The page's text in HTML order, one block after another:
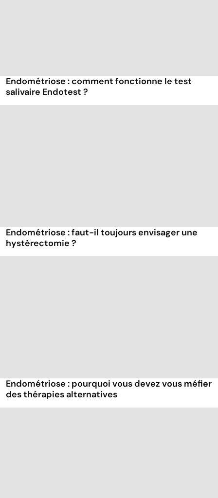
Endométriose : comment fonctionne le test
salivaire Endotest ?
Endométriose : faut-il toujours envisager une
hystérectomie ?
Endométriose : pourquoi vous devez vous méfier
des thérapies alternatives